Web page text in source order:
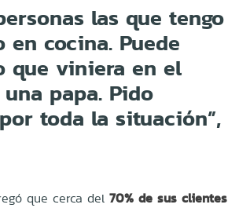
las que tengo
en cocina. Puede
que viniera en el
papa. Pido
toda la situación”,
que cerca del 70% de sus clientes